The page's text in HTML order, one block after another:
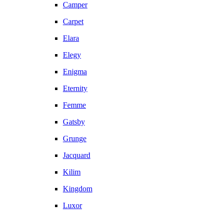
Camper
Carpet
Elara
Elegy
Enigma
Eternity
Femme
Gatsby
Grunge
Jacquard
Kilim
Kingdom
Luxor